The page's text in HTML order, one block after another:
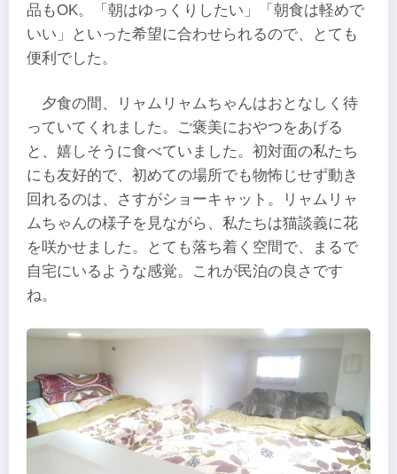
品もOK。「朝はゆっくりしたい」「朝食は軽めで
いい」といった希望に合わせられるので、とても
便利でした。
夕食の間、リャムリャムちゃんはおとなしく待
っていてくれました。ご褒美におやつをあげる
と、嬉しそうに食べていました。初対面の私たち
にも友好的で、初めての場所でも物怖じせず動き
回れるのは、さすがショーキャット。リャムリャ
ムちゃんの様子を見ながら、私たちは猫談義に花
を咲かせました。とても落ち着く空間で、まるで
自宅にいるような感覚。これが民泊の良さです
ね。